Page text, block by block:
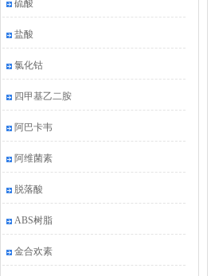
硫酸
盐酸
氯化钴
四甲基乙二胺
阿巴卡韦
阿维菌素
脱落酸
ABS树脂
金合欢素